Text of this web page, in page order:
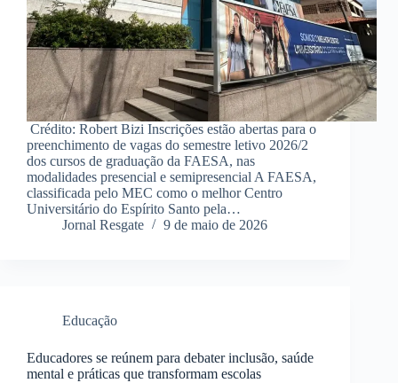
Crédito: Robert Bizi Inscrições estão abertas para o
preenchimento de vagas do semestre letivo 2026/2
dos cursos de graduação da FAESA, nas
modalidades presencial e semipresencial A FAESA,
classificada pelo MEC como o melhor Centro
Universitário do Espírito Santo pela…
Jornal Resgate
9 de maio de 2026
Educação
Educadores se reúnem para debater inclusão, saúde
mental e práticas que transformam escolas